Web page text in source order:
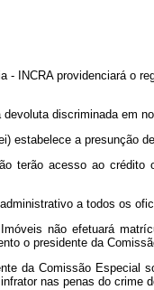
INCRA providenciará o
discriminada em
estabelece a presunção
terão acesso ao
a todos os
não efetuará
o presidente da
da Comissão
nas penas do crime